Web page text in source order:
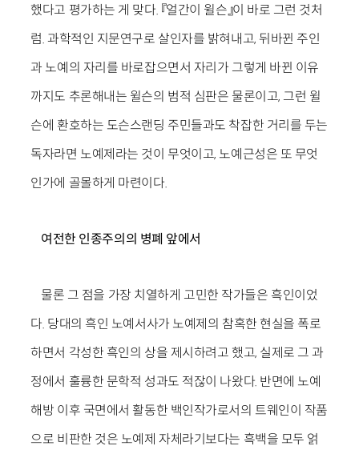
했다고 평가하는 게 맞다. 『얼간이 윌슨』이 바로 그런 것처
럼. 과학적인 지문연구로 살인자를 밝혀내고, 뒤바뀐 주인
과 노예의 자리를 바로잡으면서 자리가 그렇게 바뀐 이유
까지도 추론해내는 윌슨의 범적 심판은 물론이고, 그런 윌
슨에 환호하는 도슨스랜딩 주민들과도 착잡한 거리를 두는
독자라면 노예제라는 것이 무엇이고, 노예근성은 또 무엇
인가에 골몰하게 마련이다.
여전한 인종주의의 병폐 앞에서
물론 그 점을 가장 치열하게 고민한 작가들은 흑인이었
다. 당대의 흑인 노예서사가 노예제의 참혹한 현실을 폭로
하면서 각성한 흑인의 상을 제시하려고 했고, 실제로 그 과
정에서 훌륭한 문학적 성과도 적잖이 나왔다. 반면에 노예
해방 이후 국면에서 활동한 백인작가로서의 트웨인이 작품
으로 비판한 것은 노예제 자체라기보다는 흑백을 모두 얽